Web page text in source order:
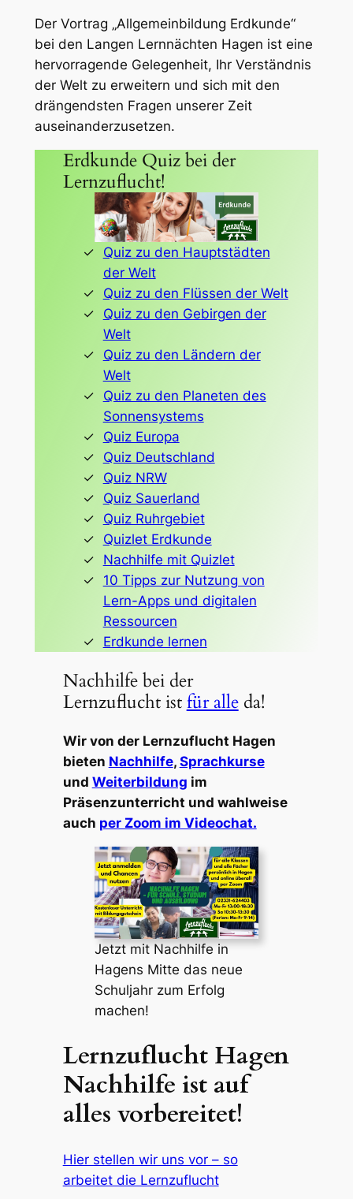
Der Vortrag „Allgemeinbildung Erdkunde“
bei den Langen Lernnächten Hagen ist eine
hervorragende Gelegenheit, Ihr Verständnis
der Welt zu erweitern und sich mit den
drängendsten Fragen unserer Zeit
auseinanderzusetzen.
Erdkunde Quiz bei der
Lernzuflucht!
Quiz zu den Hauptstädten
der Welt
Quiz zu den Flüssen der Welt
Quiz zu den Gebirgen der
Welt
Quiz zu den Ländern der
Welt
Quiz zu den Planeten des
Sonnensystems
Quiz Europa
Quiz Deutschland
Quiz NRW
Quiz Sauerland
Quiz Ruhrgebiet
Quizlet Erdkunde
Nachhilfe mit Quizlet
10 Tipps zur Nutzung von
Lern-Apps und digitalen
Ressourcen
Erdkunde lernen
Nachhilfe bei der
Lernzuflucht istfür alleda!
Wir von der Lernzuflucht Hagen
bieten Nachhilfe, Sprachkurse
und Weiterbildung im
Präsenzunterricht und wahlweise
auch per Zoom im Videochat.
Jetzt mit Nachhilfe in
Hagens Mitte das neue
Schuljahr zum Erfolg
machen!
Lernzuflucht Hagen
Nachhilfe ist auf
alles vorbereitet!
Hier stellen wir uns vor – so
arbeitet die Lernzuflucht